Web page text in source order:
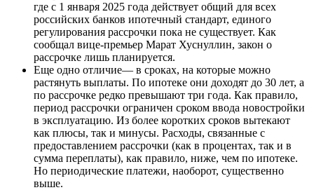
где с 1 января 2025 года действует общий для всех
российских банков ипотечный стандарт, единого
регулирования рассрочки пока не существует. Как
сообщал вице-премьер Марат Хуснуллин, закон о
рассрочке лишь планируется.
Еще одно отличие— в сроках, на которые можно
растянуть выплаты. По ипотеке они доходят до 30 лет, а
по рассрочке редко превышают три года. Как правило,
период рассрочки ограничен сроком ввода новостройки
в эксплуатацию. Из более коротких сроков вытекают
как плюсы, так и минусы. Расходы, связанные с
предоставлением рассрочки (как в процентах, так и в
сумма переплаты), как правило, ниже, чем по ипотеке.
Но периодические платежи, наоборот, существенно
выше.